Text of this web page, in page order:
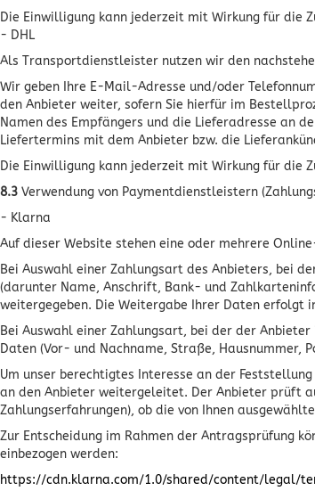
Die Einwilligung kann jederzeit mit Wirkung für die
- DHL
Als Transportdienstleister nutzen wir den
Wir geben Ihre E-Mail-Adresse und/oder
den Anbieter weiter, sofern Sie hierfür im
Namen des Empfängers und die Lieferadresse an
Liefertermins mit dem Anbieter bzw. die
Die Einwilligung kann jederzeit mit Wirkung für die
8.3 Verwendung von Paymentdienstleistern
- Klarna
Auf dieser Website stehen eine oder mehrere
Bei Auswahl einer Zahlungsart des Anbieters, bei
(darunter Name, Anschrift, Bank- und
weitergegeben. Die Weitergabe Ihrer Daten erfolgt
Bei Auswahl einer Zahlungsart, bei der der
Daten (Vor- und Nachname, Straße,
Um unser berechtigtes Interesse an der
an den Anbieter weitergeleitet. Der Anbieter prüft
Zahlungserfahrungen), ob die von Ihnen
Zur Entscheidung im Rahmen der Antragsprüfung
einbezogen werden:
https://cdn.klarna.com/1.0/shared/content/legal/